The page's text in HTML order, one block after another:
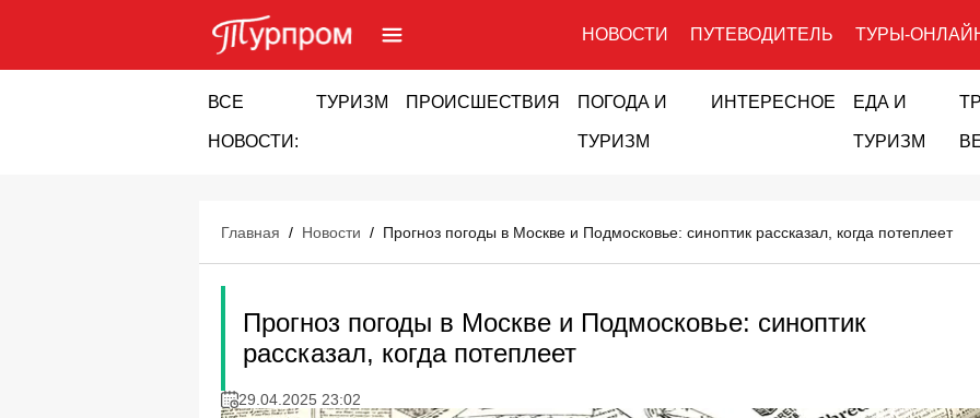
НОВОСТИ ПУТЕВОДИТЕЛЬ ТУРЫ-
ВСЕ
НОВОСТИ:
ТУРИЗМ ПРОИСШЕСТВИЯ ПОГОДА И
ТУРИЗМ
ИНТЕРЕСНОЕ ЕДА И
ТУРИЗМ
Главная / Новости / Прогноз погоды в Москве и Подмосковье: синоптик рассказал, когда потеплеет
Прогноз погоды в Москве и Подмосковье: синоптик
рассказал, когда потеплеет
29.04.2025 23:02